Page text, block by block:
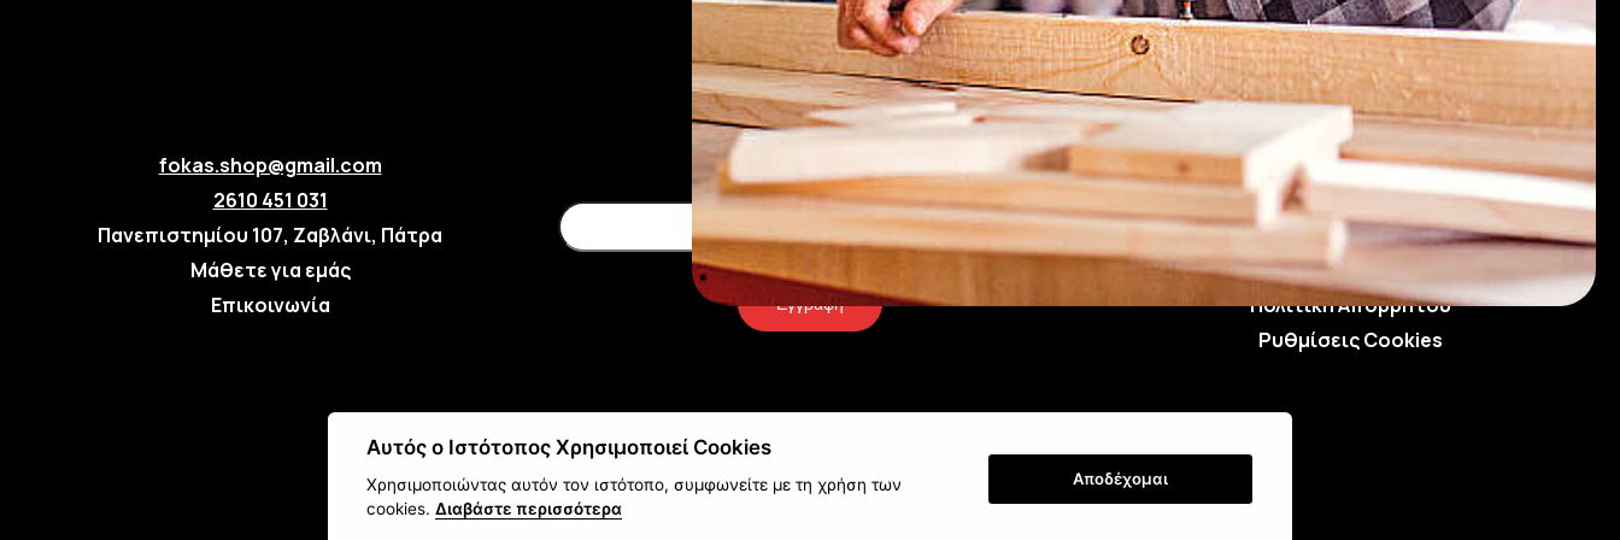
fokas.shop@gmail.com
2610 451 031
Πανεπιστημίου 107, Ζαβλάνι, Πάτρα
Μάθετε για εμάς
Επικοινωνία
Εγγραφή
Τρόποι Αποστολής
Τρόποι Παραγγελίας
Τρόποι Πληρωμής
Όροι Χρήσης & Ασφάλεια
Πολιτική Απορρήτου
Ρυθμίσεις Cookies
Αυτός ο Ιστότοπος Χρησιμοποιεί Cookies
Χρησιμοποιώντας αυτόν τον ιστότοπο, συμφωνείτε με τη χρήση των
cookies. Διαβάστε περισσότερα
Αποδέχομαι